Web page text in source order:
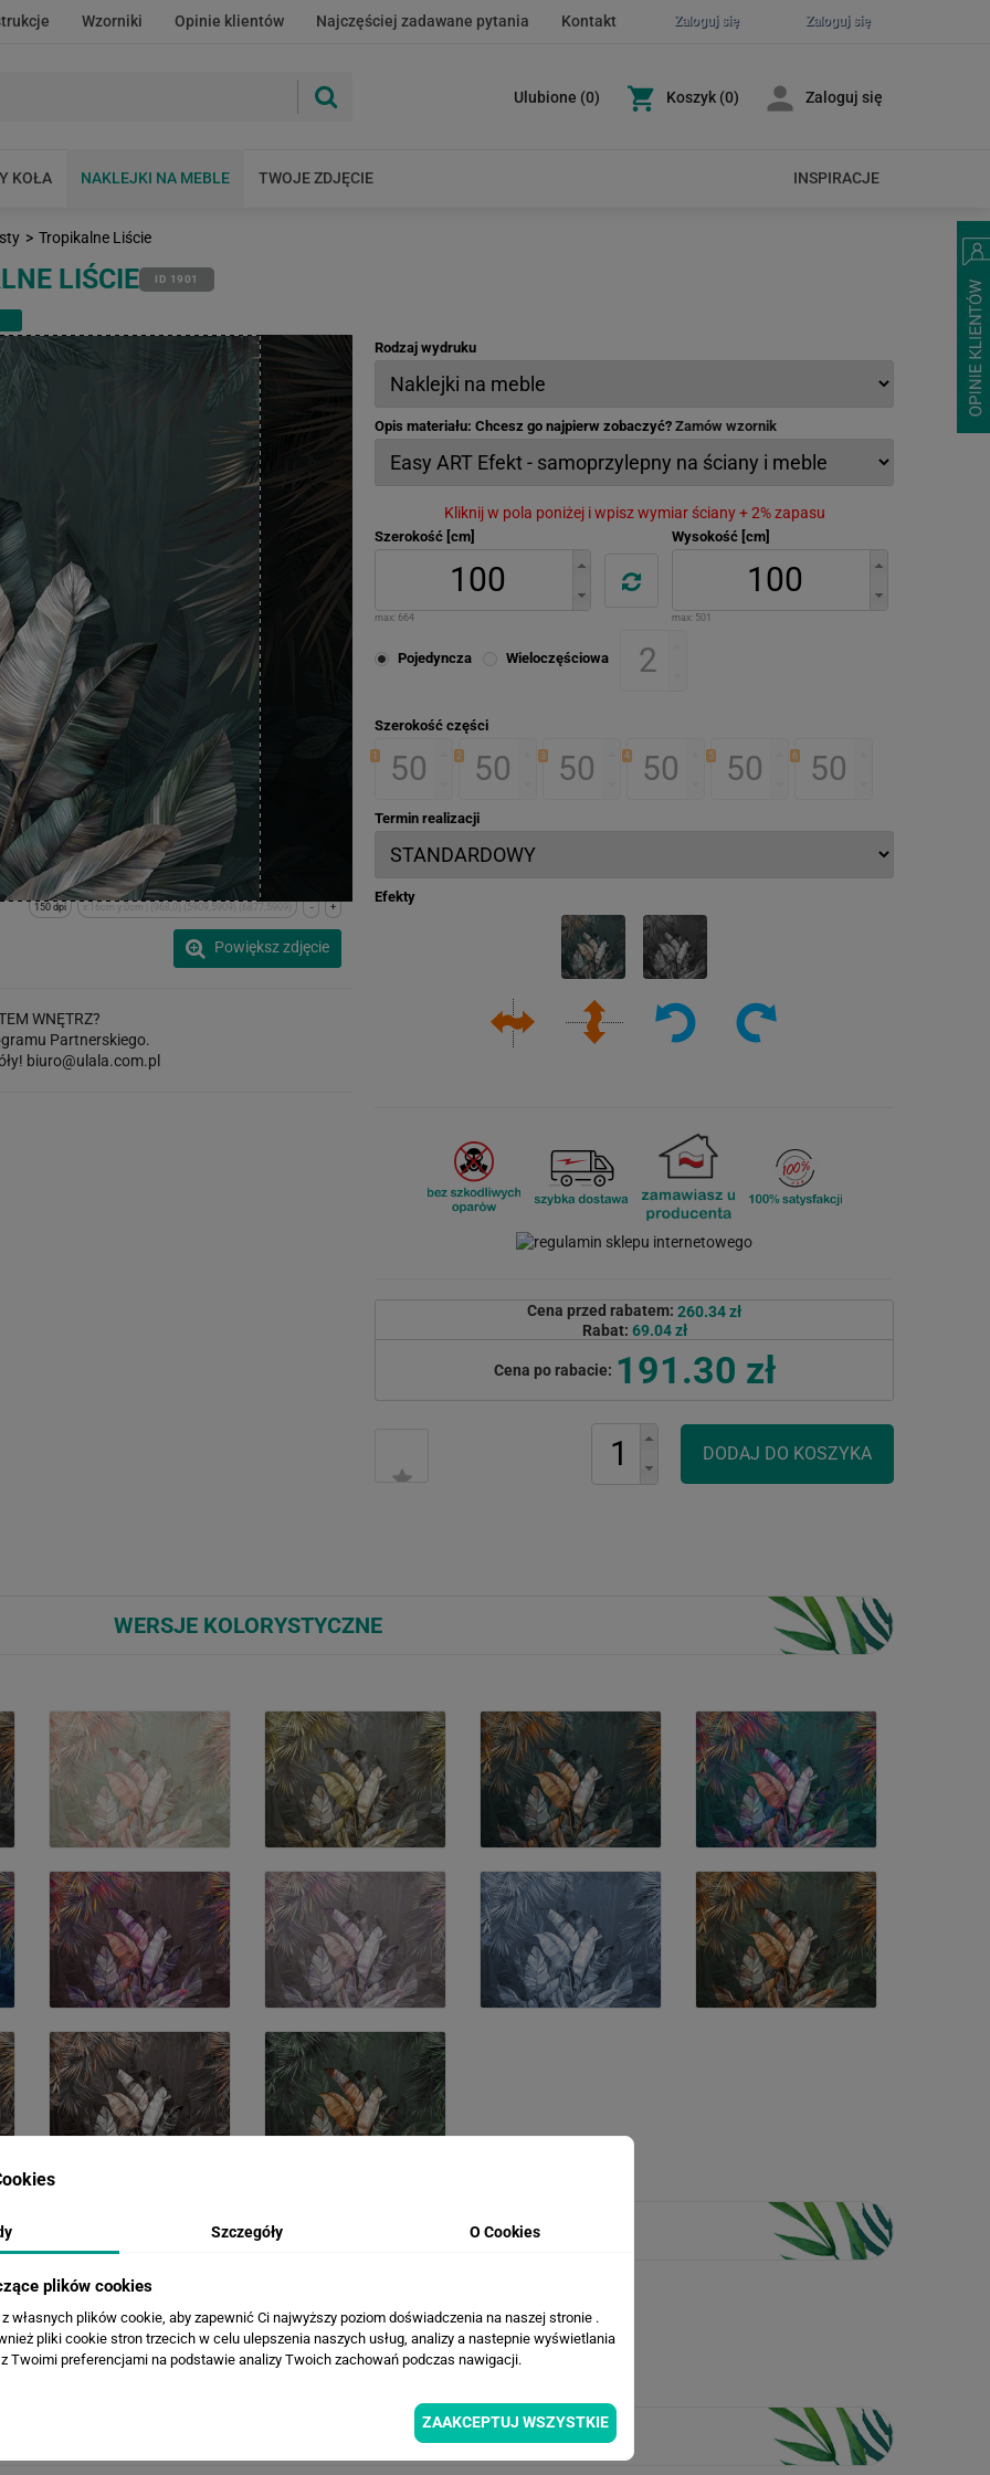
Zaloguj się
Zaloguj się
Wzorniki Opinie klientów Najczęściej zadawane pytania Kontakt
Ulubione (0) Koszyk (0) Zaloguj się
KOŁA NAKLEJKI NA MEBLE TWOJE ZDJĘCIE INSPIRACJE
> Tropikalne Liście
LIŚCIE ID 1901
+
-
x:16cm y:0cm | (968,0) (5909,5909) (6877,5909)
150 dpi
Powiększ zdjęcie
WNĘTRZ?
Partnerskiego.
biuro@ulala.com.pl
Rodzaj wydruku
Opis materiału: Chcesz go najpierw zobaczyć? Zamów wzornik
Kliknij w pola poniżej i wpisz wymiar ściany + 2% zapasu
Szerokość [cm]
max: 664
Wysokość [cm]
max: 501
Pojedyncza Wieloczęściowa
Szerokość części
1 2 3 4 5 6
Termin realizacji
Efekty
Cena przed rabatem: 260.34 zł
Rabat: 69.04 zł
Cena po rabacie: 191.30 zł
WERSJE KOLORYSTYCZNE
OPIS ZDJĘCIA
Naklejka na meble Tropikalne Liście
Szczegóły O Cookies
plików cookies
własnych plików cookie, aby zapewnić Ci najwyższy poziom doświadczenia na naszej stronie .
pliki cookie stron trzecich w celu ulepszenia naszych usług, analizy a nastepnie wyświetlania
Twoimi preferencjami na podstawie analizy Twoich zachowań podczas nawigacji.
ZAAKCEPTUJ WSZYSTKIE